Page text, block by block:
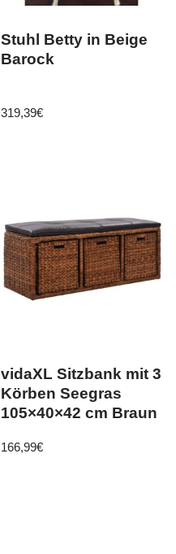
Stuhl Betty in Beige
Barock
319,39€
vidaXL Sitzbank mit 3
Körben Seegras
105×40×42 cm Braun
166,99€